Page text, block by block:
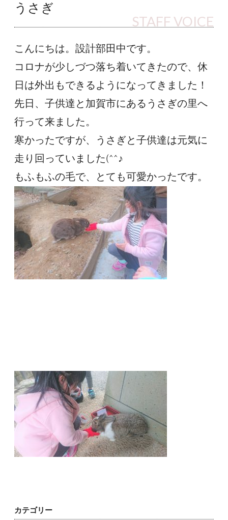
うさぎ
STAFF VOICE
こんにちは。設計部田中です。
コロナが少しづつ落ち着いてきたので、休
日は外出もできるようになってきました！
先日、子供達と加賀市にあるうさぎの里へ
行って来ました。
寒かったですが、うさぎと子供達は元気に
走り回っていました(^^♪
もふもふの毛で、とても可愛かったです。
カテゴリー